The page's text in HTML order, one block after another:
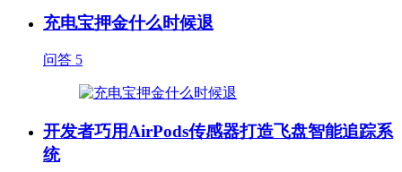
充电宝押金什么时候退
问答 5
开发者巧用AirPods传感器打造飞盘智能追踪系
统